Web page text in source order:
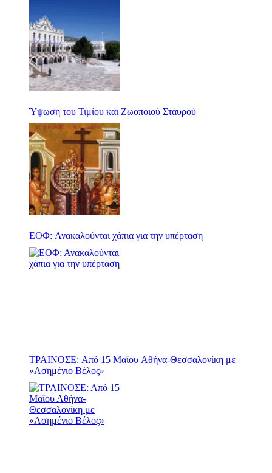
Ύψωση του Τιμίου και Ζωοποιού Σταυρού
ΕΟΦ: Ανακαλούνται χάπια για την υπέρταση
ΤΡΑΙΝΟΣΕ: Από 15 Μαΐου Αθήνα-Θεσσαλονίκη με
«Ασημένιο Βέλος»